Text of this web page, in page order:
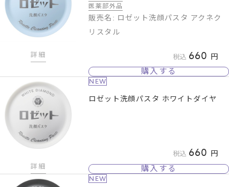
詳細
医薬部外品
販売名: ロゼット洗顔パスタ アクネク
リスタル
税込 660
購入する
詳細
NEW
ロゼット洗顔パスタ ホワイトダイヤ
税込 660
購入する
NEW